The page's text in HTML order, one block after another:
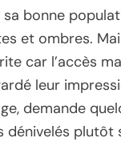
bonne
et ombres.
car l’accès
leur
demande
dénivelés plutôt